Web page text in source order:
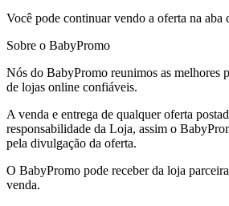
Você pode continuar vendo a oferta na aba
Sobre o BabyPromo
Nós do BabyPromo reunimos as melhores
de lojas online confiáveis.
A venda e entrega de qualquer oferta
responsabilidade da Loja, assim o
pela divulgação da oferta.
O BabyPromo pode receber da loja
venda.